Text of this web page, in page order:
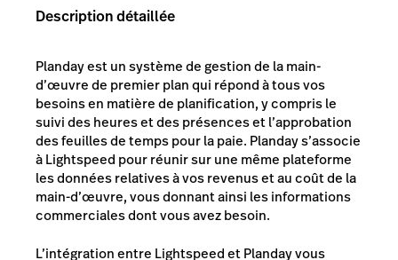
Description détaillée
Planday est un système de gestion de la main-
d’œuvre de premier plan qui répond à tous vos
besoins en matière de planification, y compris le
suivi des heures et des présences et l’approbation
des feuilles de temps pour la paie. Planday s’associe
à Lightspeed pour réunir sur une même plateforme
les données relatives à vos revenus et au coût de la
main-d’œuvre, vous donnant ainsi les informations
commerciales dont vous avez besoin.
L’intégration entre Lightspeed et Planday vous